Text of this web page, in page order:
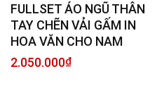
FULLSET ÁO NGŨ THÂN
TAY CHẼN VẢI GẤM IN
HOA VĂN CHO NAM
2.050.000₫